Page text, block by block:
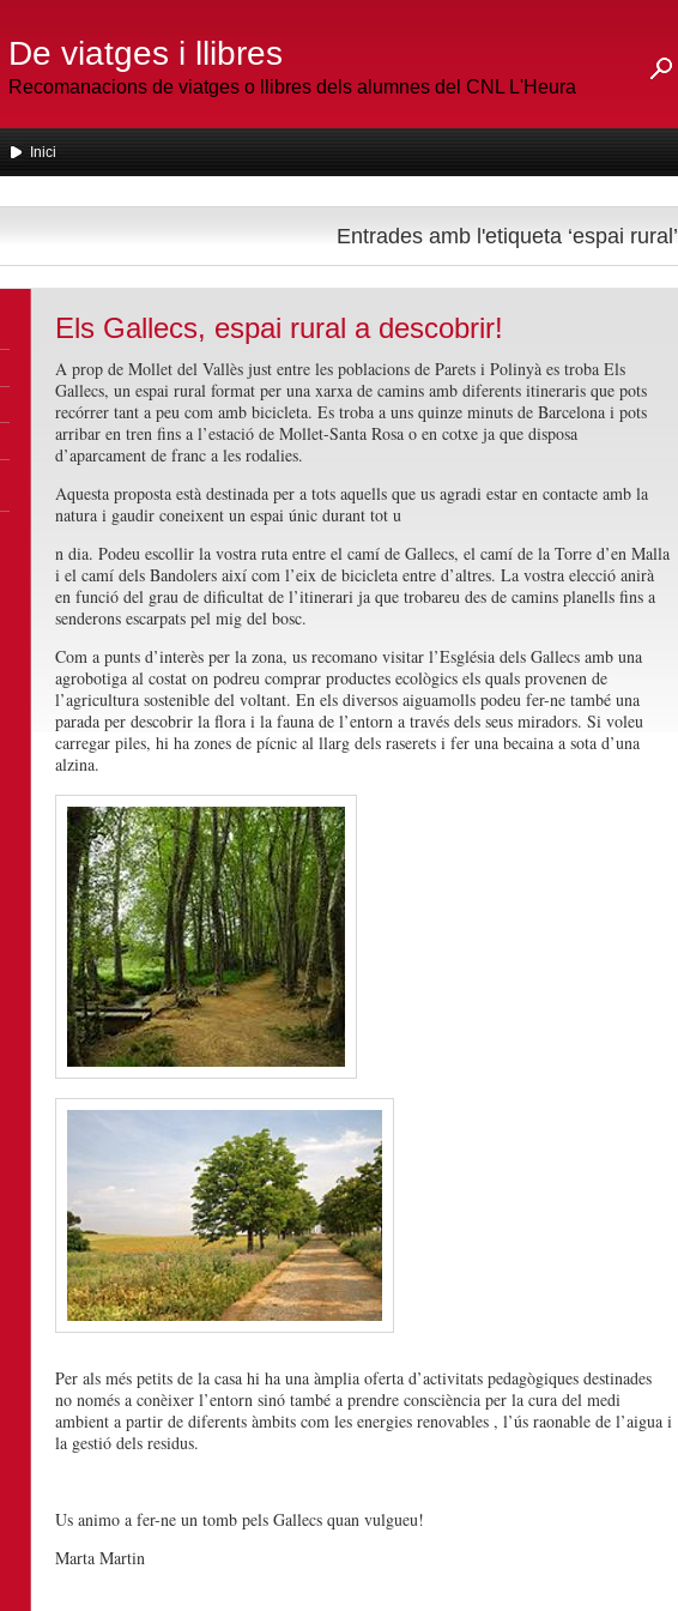
De viatges i llibres
Recomanacions de viatges o llibres dels alumnes del CNL L'Heura
Inici
Entrades amb l'etiqueta ‘espai rural’
Els Gallecs, espai rural a descobrir!
A prop de Mollet del Vallès just entre les poblacions de Parets i Polinyà es troba Els
Gallecs, un espai rural format per una xarxa de camins amb diferents itineraris que pots
recórrer tant a peu com amb bicicleta. Es troba a uns quinze minuts de Barcelona i pots
arribar en tren fins a l’estació de Mollet-Santa Rosa o en cotxe ja que disposa
d’aparcament de franc a les rodalies.
Aquesta proposta està destinada per a tots aquells que us agradi estar en contacte amb la
natura i gaudir coneixent un espai únic durant tot u
n dia. Podeu escollir la vostra ruta entre el camí de Gallecs, el camí de la Torre d’en Malla
i el camí dels Bandolers així com l’eix de bicicleta entre d’altres. La vostra elecció anirà
en funció del grau de dificultat de l’itinerari ja que trobareu des de camins planells fins a
senderons escarpats pel mig del bosc.
Com a punts d’interès per la zona, us recomano visitar l’Església dels Gallecs amb una
agrobotiga al costat on podreu comprar productes ecològics els quals provenen de
l’agricultura sostenible del voltant. En els diversos aiguamolls podeu fer-ne també una
parada per descobrir la flora i la fauna de l’entorn a través dels seus miradors. Si voleu
carregar piles, hi ha zones de pícnic al llarg dels raserets i fer una becaina a sota d’una
alzina.
Per als més petits de la casa hi ha una àmplia oferta d’activitats pedagògiques destinades
no només a conèixer l’entorn sinó també a prendre consciència per la cura del medi
ambient a partir de diferents àmbits com les energies renovables , l’ús raonable de l’aigua i
la gestió dels residus.
Us animo a fer-ne un tomb pels Gallecs quan vulgueu!
Marta Martin